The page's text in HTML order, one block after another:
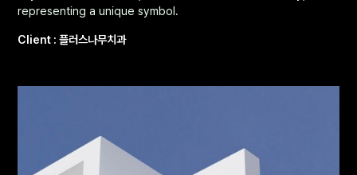
representing a unique symbol.
Client : 플러스나무치과